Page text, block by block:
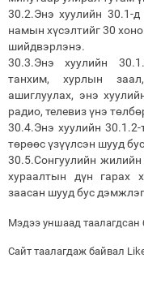
30.2.Энэ хуулийн 30.1-
намын хүсэлтийг 30
шийдвэрлэнэ.
30.3.Энэ хуулийн
танхим, хурлын
ашиглуулах, энэ
радио, телевиз үнэ
30.4.Энэ хуулийн 30.1.2-
төрөөс үзүүлсэн шууд
30.5.Сонгуулийн
хураалтын дүн гарах
заасан шууд бус
Мэдээ уншаад таалагдсан
Сайт таалагдаж байвал